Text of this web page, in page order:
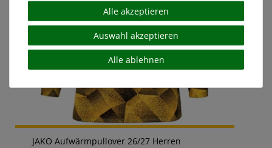
JAKO Aufwärmpullover 26/27 Herren
Alle akzeptieren
Auswahl akzeptieren
Alle ablehnen